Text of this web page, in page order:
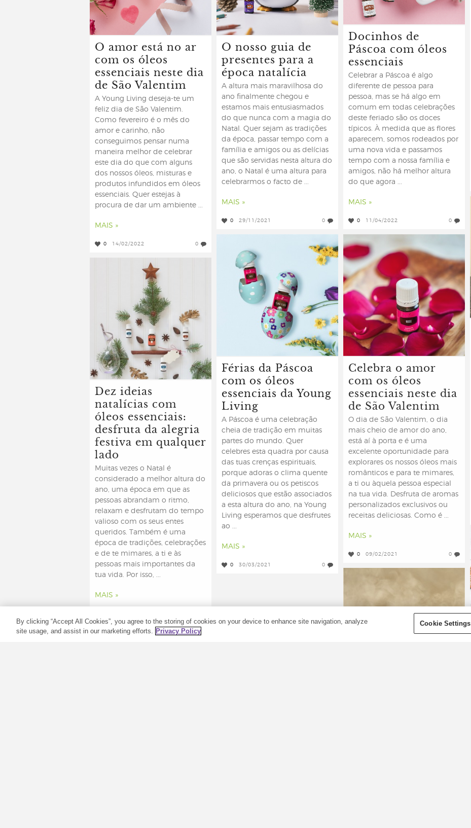
Docinhos de
Páscoa com óleos
essenciais
Celebrar a Páscoa é algo
diferente de pessoa para
pessoa, mas se há algo em
comum em todas celebrações
deste feriado são os doces
típicos. À medida que as flores
aparecem, somos rodeados por
uma nova vida e passamos
tempo com a nossa família e
amigos, não há melhor altura
do que agora ...
MAIS »
0 11/04/2022 0
O amor está no ar
com os óleos
essenciais neste dia
de São Valentim
A Young Living deseja-te um
feliz dia de São Valentim.
Como fevereiro é o mês do
amor e carinho, não
conseguimos pensar numa
maneira melhor de celebrar
este dia do que com alguns
dos nossos óleos, misturas e
produtos infundidos em óleos
essenciais. Quer estejas à
procura de dar um ambiente ...
MAIS »
0 14/02/2022 0
O nosso guia de
presentes para a
época natalícia
A altura mais maravilhosa do
ano finalmente chegou e
estamos mais entusiasmados
do que nunca com a magia do
Natal. Quer sejam as tradições
da época, passar tempo com a
família e amigos ou as delícias
que são servidas nesta altura do
ano, o Natal é uma altura para
celebrarmos o facto de ...
MAIS »
0 29/11/2021 0
Férias da Páscoa
com os óleos
essenciais da Young
Living
A Páscoa é uma celebração
cheia de tradição em muitas
partes do mundo. Quer
celebres esta quadra por causa
das tuas crenças espirituais,
porque adoras o clima quente
da primavera ou os petiscos
deliciosos que estão associados
a esta altura do ano, na Young
Living esperamos que desfrutes
ao ...
MAIS »
0 30/03/2021 0
Celebra o amor
com os óleos
essenciais neste dia
de São Valentim
O dia de São Valentim, o dia
mais cheio de amor do ano,
está aí à porta e é uma
excelente oportunidade para
explorares os nossos óleos mais
românticos e para te mimares,
a ti ou àquela pessoa especial
na tua vida. Desfruta de aromas
personalizados exclusivos ou
receitas deliciosas. Como é ...
MAIS »
0 09/02/2021 0
Dez ideias
natalícias com
óleos essenciais:
desfruta da alegria
festiva em qualquer
lado
Muitas vezes o Natal é
considerado a melhor altura do
ano, uma época em que as
pessoas abrandam o ritmo,
relaxam e desfrutam do tempo
valioso com os seus entes
queridos. Também é uma
época de tradições, celebrações
e de te mimares, a ti e às
pessoas mais importantes da
tua vida. Por isso, ...
MAIS »
By clicking “Accept All Cookies”, you agree to the storing of cookies on your device to enhance site navigation, analyze
site usage, and assist in our marketing efforts. Privacy Policy
Cookie Settings